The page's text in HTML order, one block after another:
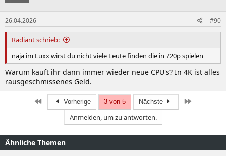
o
n
e
n
:
26.04.2026 #90
Radiant schrieb:
naja im Luxx wirst du nicht viele Leute finden die in 720p spielen
Warum kauft ihr dann immer wieder neue CPU's? In 4K ist alles
rausgeschmissenes Geld.
Erste Vorherige 3 von 5 Nächste
Anmelden, um zu antworten.
Ähnliche Themen